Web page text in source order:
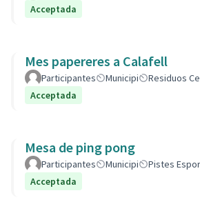
Acceptada
Mes papereres a Calafell
Participantes Municipi Residuos
Acceptada
Mesa de ping pong
Participantes Municipi Pistes
Acceptada